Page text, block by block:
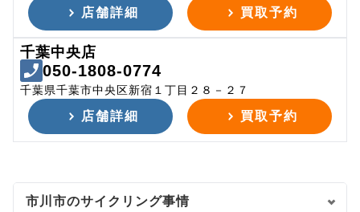
店舗詳細 買取予約
千葉中央店
050-1808-0774
千葉県千葉市中央区新宿１丁目２８－２７
店舗詳細 買取予約
市川市のサイクリング事情